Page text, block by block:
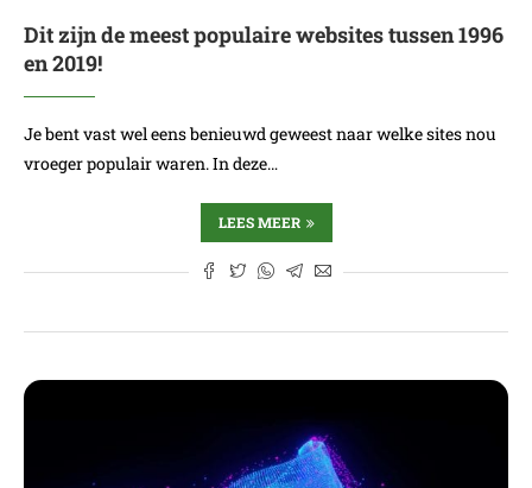
Dit zijn de meest populaire websites tussen 1996
en 2019!
Je bent vast wel eens benieuwd geweest naar welke sites nou
vroeger populair waren. In deze…
LEES MEER